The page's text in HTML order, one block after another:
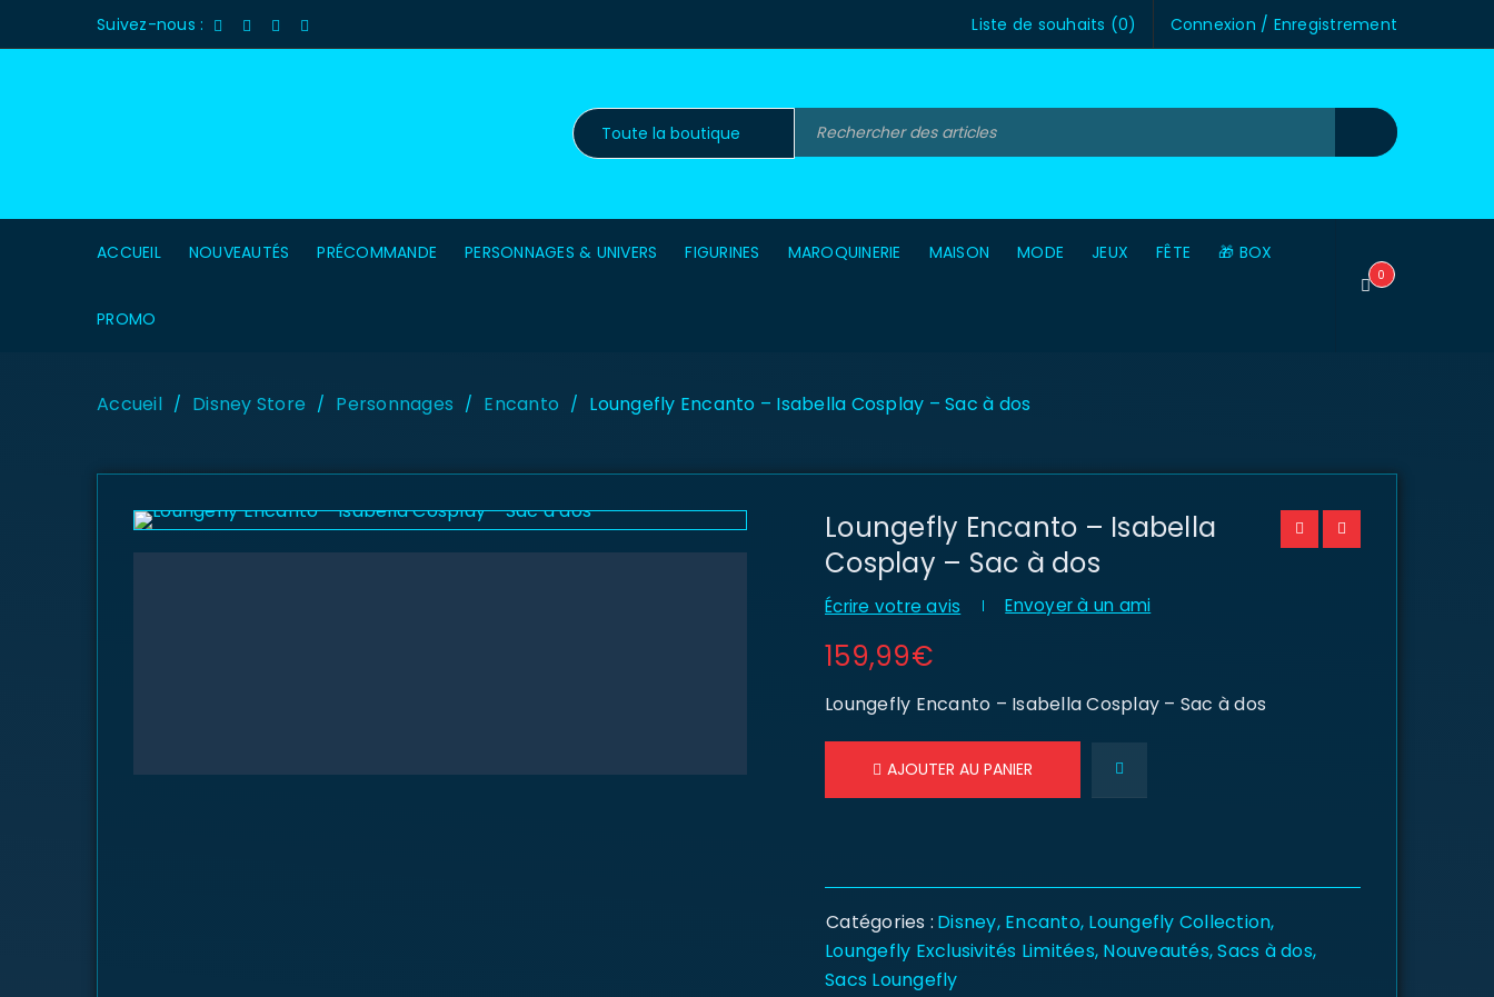
Suivez-nous : Connexion / Enregistrement
Liste de souhaits (0)
ACCUEIL NOUVEAUTÉS PRÉCOMMANDE PERSONNAGES & UNIVERS FIGURINES MAROQUINERIE MAISON MODE JEUX FÊTE 🎁 BOX
PROMO
0
Accueil / Disney Store / Personnages / Encanto / Loungefly Encanto – Isabella Cosplay – Sac à dos
Loungefly Encanto – Isabella
Cosplay – Sac à dos
Écrire votre avis Envoyer à un ami
159,99€
Loungefly Encanto – Isabella Cosplay – Sac à dos
AJOUTER AU PANIER
Catégories : Disney, Encanto, Loungefly Collection,
Loungefly Exclusivités Limitées, Nouveautés,Sacs à dos,
Sacs Loungefly